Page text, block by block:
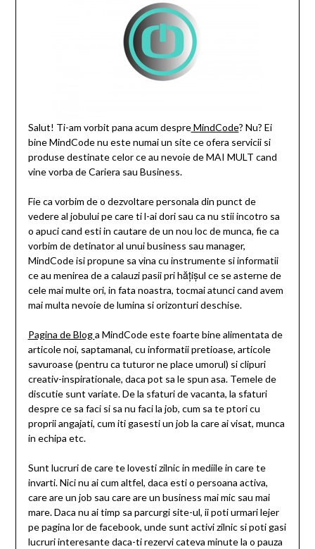
Salut! Ti-am vorbit pana acum despreMindCode? Nu? Ei
bine MindCode nu este numai un site ce ofera servicii si
produse destinate celor ce au nevoie de MAI MULT cand
vine vorba de Cariera sau Business.
Fie ca vorbim de o dezvoltare personala din punct de
vedere al jobului pe care ti l-ai dori sau ca nu stii incotro sa
o apuci cand esti in cautare de un nou loc de munca, fie ca
vorbim de detinator al unui business sau manager,
MindCode isi propune sa vina cu instrumente si informatii
ce au menirea de a calauzi pasii pri hățișul ce se asterne de
cele mai multe ori, in fata noastra, tocmai atunci cand avem
mai multa nevoie de lumina si orizonturi deschise.
Pagina de Bloga MindCode este foarte bine alimentata de
articole noi, saptamanal, cu informatii pretioase, articole
savuroase (pentru ca tuturor ne place umorul) si clipuri
creativ-inspirationale, daca pot sa le spun asa. Temele de
discutie sunt variate. De la sfaturi de vacanta, la sfaturi
despre ce sa faci si sa nu faci la job, cum sa te ptori cu
proprii angajati, cum iti gasesti un job la care ai visat, munca
in echipa etc.
Sunt lucruri de care te lovesti zilnic in mediile in care te
invarti. Nici nu ai cum altfel, daca esti o persoana activa,
care are un job sau care are un business mai mic sau mai
mare. Daca nu ai timp sa parcurgi site-ul, ii poti urmari lejer
pe pagina lor de facebook, unde sunt activi zilnic si poti gasi
lucruri interesante daca-ti rezervi cateva minute la o pauza